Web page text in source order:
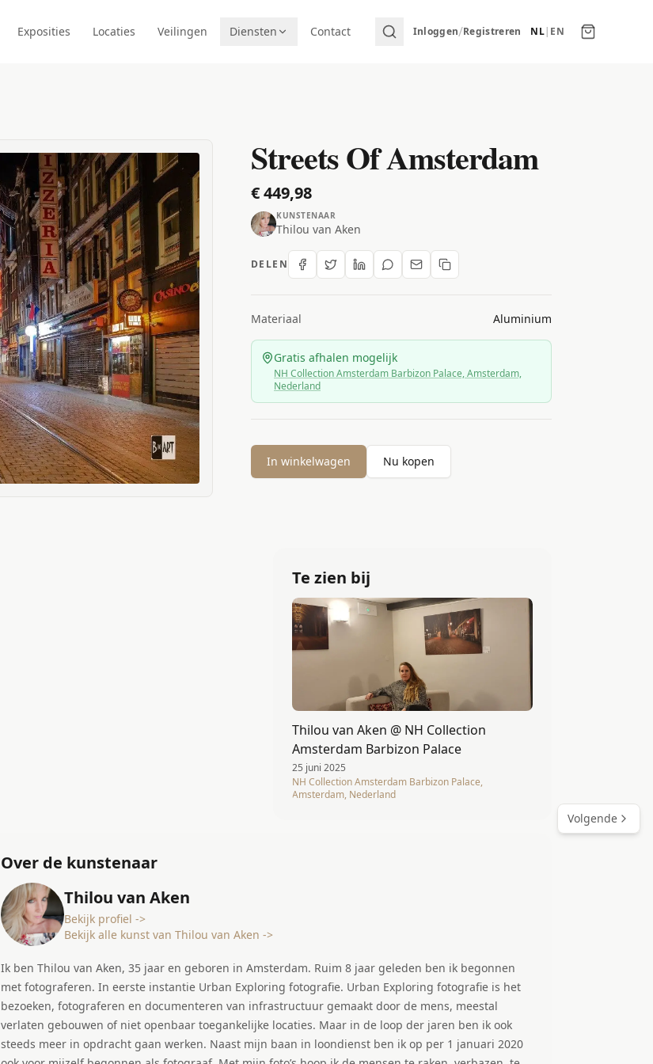
Exposities Locaties Veilingen Diensten Contact Inloggen/Registreren NL| EN
Streets Of Amsterdam
€ 449,98
KUNSTENAAR
Thilou van Aken
DELEN
Materiaal Aluminium
Gratis afhalen mogelijk
NH Collection Amsterdam Barbizon Palace, Amsterdam,
Nederland
In winkelwagen Nu kopen
Volgende
Te zien bij
Thilou van Aken @ NH Collection
Amsterdam Barbizon Palace
25 juni 2025
NH Collection Amsterdam Barbizon Palace,
Amsterdam, Nederland
Over de kunstenaar
Thilou van Aken
Bekijk profiel ->
Bekijk alle kunst van Thilou van Aken ->
Ik ben Thilou van Aken, 35 jaar en geboren in Amsterdam. Ruim 8 jaar geleden ben ik begonnen
met fotograferen. In eerste instantie Urban Exploring fotografie. Urban Exploring fotografie is het
bezoeken, fotograferen en documenteren van infrastructuur gemaakt door de mens, meestal
verlaten gebouwen of niet openbaar toegankelijke locaties. Maar in de loop der jaren ben ik ook
steeds meer in opdracht gaan werken. Naast mijn baan in loondienst ben ik op per 1 januari 2020